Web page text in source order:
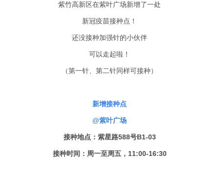
紫竹高新区在紫叶广场新增了一处
新冠疫苗接种点！
还没接种加强针的小伙伴
可以走起啦！
（第一针、第二针同样可接种）
新增接种点
@紫叶广场
接种地点：紫星路588号B1-03
接种时间：周一至周五，11:00-16:30